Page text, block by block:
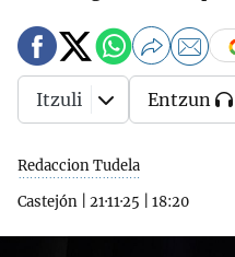
Redaccion Tudela
Castejón
21·11·25 18:20
Itzuli Entzun